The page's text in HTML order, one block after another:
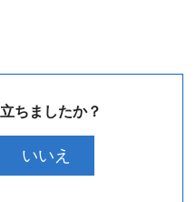
ちましたか？
いいえ